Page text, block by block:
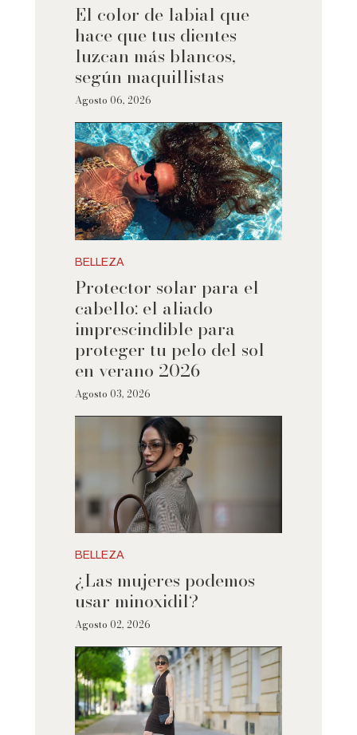
El color de labial que
hace que tus dientes
luzcan más blancos,
según maquillistas
Agosto 06, 2026
BELLEZA
Protector solar para el
cabello: el aliado
imprescindible para
proteger tu pelo del sol
en verano 2026
Agosto 03, 2026
BELLEZA
¿Las mujeres podemos
usar minoxidil?
Agosto 02, 2026